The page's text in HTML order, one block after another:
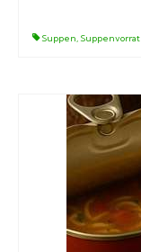
Suppen, Suppenvorrat